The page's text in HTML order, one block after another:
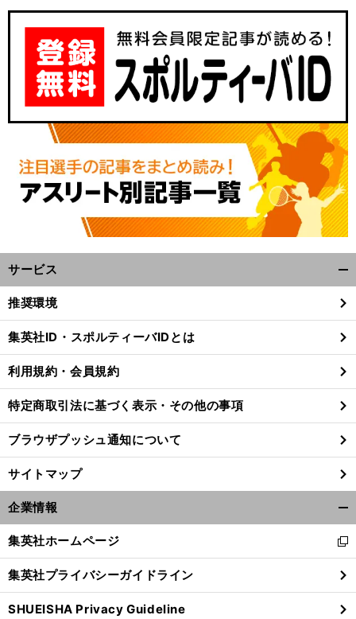
！
。 、
前
サービス
閉
る
推奨環境
集英社ID・スポルティーバIDとは
利用規約・会員規約
特定商取引法に基づく表示・その他の事項
ブラウザプッシュ通知について
サイトマップ
企業情報
閉
る
集英社ホームページ
新
し
い
ウ
ィ
集英社プライバシーガイドライン
SHUEISHA Privacy Guideline